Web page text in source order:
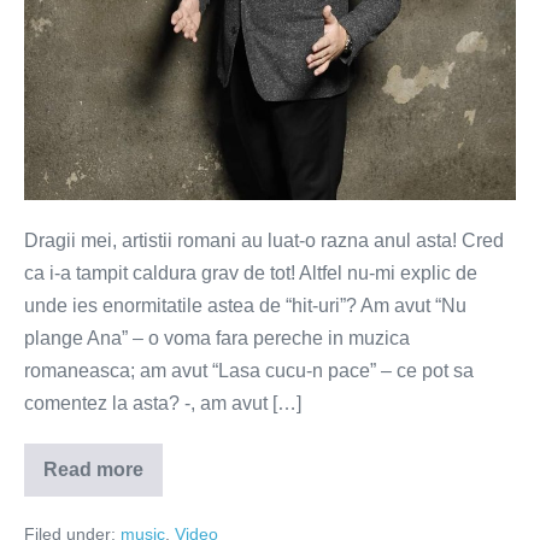
(VIDEO)
Dragii mei, artistii romani au luat-o razna anul asta! Cred
ca i-a tampit caldura grav de tot! Altfel nu-mi explic de
unde ies enormitatile astea de “hit-uri”? Am avut “Nu
plange Ana” – o voma fara pereche in muzica
romaneasca; am avut “Lasa cucu-n pace” – ce pot sa
comentez la asta? -, am avut […]
Read more
Val
dupa
–
Filed under: music Video